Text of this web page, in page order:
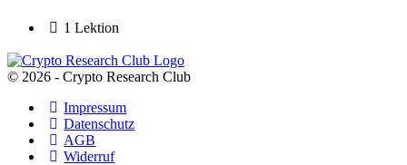
1 Lektion
© 2026 - Crypto Research Club
Impressum
Datenschutz
AGB
Widerruf